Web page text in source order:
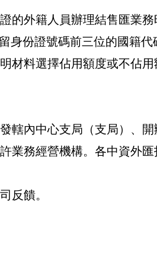
的外籍人員辦理結售匯業
身份證號碼前三位的國籍代
材料選擇佔用額度或不佔
轄內中心支局（支局）、
業務經營機構。各中資外
反饋。